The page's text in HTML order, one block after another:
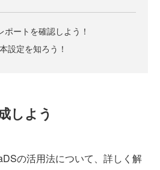
ポートを確認しよう！
設定を知ろう！
しよう
の活用法について、詳しく解